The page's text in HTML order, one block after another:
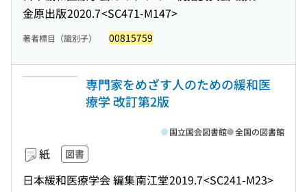
金原出版2020.7<SC471-M147>
著者標目（識別子） 00815759
専門家をめざす人のための緩和医
療学 改訂第2版
紙 図書
日本緩和医療学会 編集南江堂2019.7<SC241-M23>
国立国会図書館 全国の図書館